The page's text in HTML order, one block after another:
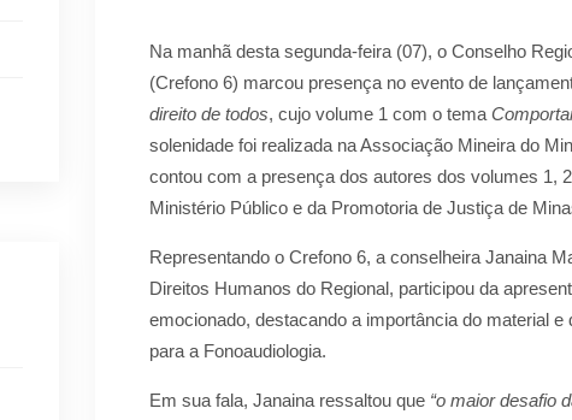
Na manhã desta segunda-feira (07), o Conselho
(Crefono 6) marcou presença no evento de
direito de todos, cujo volume 1 com o tema
solenidade foi realizada na Associação Mineira do
contou com a presença dos autores dos volumes 1,
Ministério Público e da Promotoria de Justiça de
Representando o Crefono 6, a conselheira Janaina
Direitos Humanos do Regional, participou da
emocionado, destacando a importância do material
para a Fonoaudiologia.
Em sua fala, Janaina ressaltou que “o maior desafio